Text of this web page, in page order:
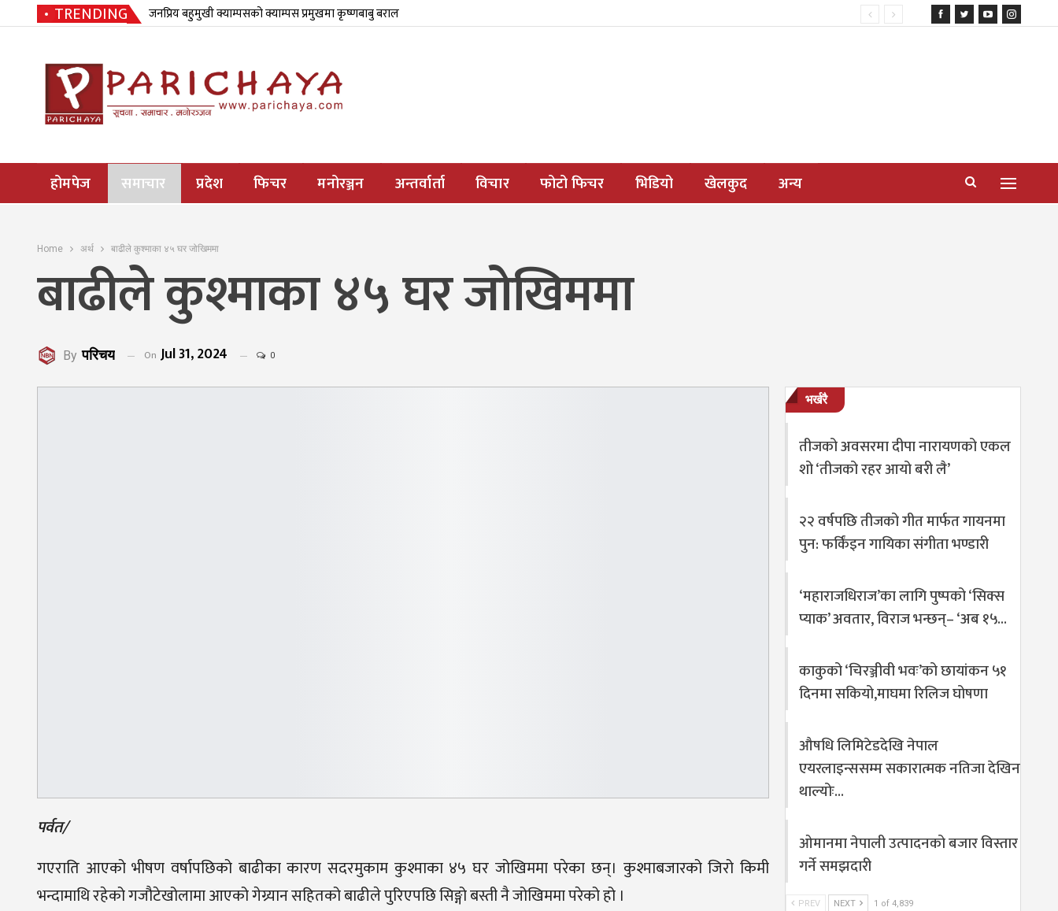
TRENDING जनप्रिय बहुमुखी क्याम्पसको क्याम्पस प्रमुखमा कृष्णबाबु बराल
होमपेज समाचार प्रदेश फिचर मनोरञ्जन अन्तर्वार्ता विचार फोटो फिचर भिडियो खेलकुद अन्य
Home अर्थ बाढीले कुश्माका ४५ घर जोखिममा
बाढीले कुश्माका ४५ घर जोखिममा
By परिचय On Jul 31, 2024 0
पर्वत/
गएराति आएको भीषण वर्षापछिको बाढीका कारण सदरमुकाम कुश्माका ४५ घर जोखिममा परेका छन्। कुश्माबजारको जिरो किमी
भन्दामाथि रहेको गजौटेखोलामा आएको गेग्र्यान सहितको बाढीले पुरिएपछि सिङ्गो बस्ती नै जोखिममा परेको हो ।
भर्खरै
तीजको अवसरमा दीपा नारायणको एकल
शो ‘तीजको रहर आयो बरी लै’
२२ वर्षपछि तीजको गीत मार्फत गायनमा
पुन: फर्किंइन गायिका संगीता भण्डारी
‘महाराजधिराज’का लागि पुष्पको ‘सिक्स
प्याक’ अवतार, विराज भन्छन्– ‘अब १५…
काकुको ‘चिरञ्जीवी भवः’को छायांकन ५१
दिनमा सकियो,माघमा रिलिज घोषणा
औषधि लिमिटेडदेखि नेपाल
एयरलाइन्ससम्म सकारात्मक नतिजा देखिन
थाल्योः…
ओमानमा नेपाली उत्पादनको बजार विस्तार
गर्ने समझदारी
PREV NEXT 1 of 4,839